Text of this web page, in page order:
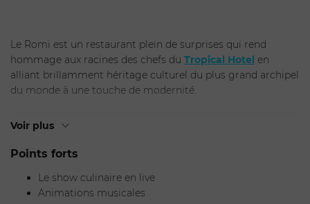
Le Romi est un restaurant plein de surprises qui rend
hommage aux racines des chefs du Tropical Hotel en
alliant brillamment héritage culturel du plus grand archipel
du monde à une touche de modernité.
Commencez la soirée par leurs cocktails innovants
dégustation d’une
Pour vous proposer une immersion à 360°, DJ sets et
Voir plus
Points forts
Le show culinaire en live
Animations musicales